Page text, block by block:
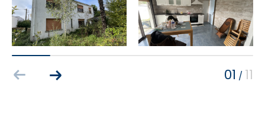
01 / 11
AFFINER LES CRITÈRES